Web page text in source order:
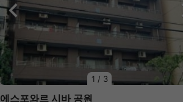
1 / 3
에스포와르 시바 공원